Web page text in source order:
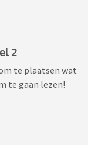
2
te plaatsen wat
te gaan lezen!
nu toe van vindt
te gaan lezen.